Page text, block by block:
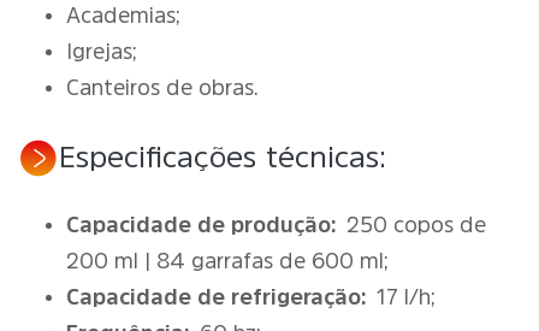
Academias;
Igrejas;
Canteiros de obras.
Especificações técnicas:
Capacidade de produção: 250 copos de
200 ml | 84 garrafas de 600 ml;
Capacidade de refrigeração: 17 l/h;